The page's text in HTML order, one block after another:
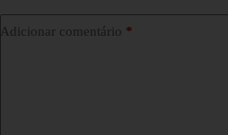
Adicionar comentário *